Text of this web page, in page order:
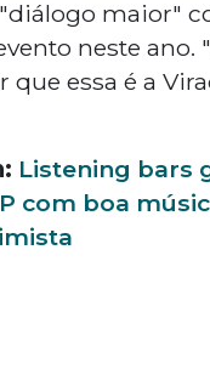
maior"
neste ano.
que essa é a
Listening bars
com boa